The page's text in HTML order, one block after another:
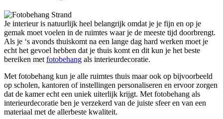
Je interieur is natuurlijk heel belangrijk omdat je je fijn en op je
gemak moet voelen in de ruimtes waar je de meeste tijd doorbrengt.
Als je ‘s avonds thuiskomt na een lange dag hard werken moet je
echt het gevoel hebben dat je thuis komt en dit kun je het beste
bereiken met fotobehang als interieurdecoratie.
Met fotobehang kun je alle ruimtes thuis maar ook op bijvoorbeeld
op scholen, kantoren of instellingen personaliseren en ervoor zorgen
dat de kamer echt een uniek uiterlijk krijgt. Met fotobehang als
interieurdecoratie ben je verzekerd van de juiste sfeer en van een
materiaal met de allerbeste kwaliteit.